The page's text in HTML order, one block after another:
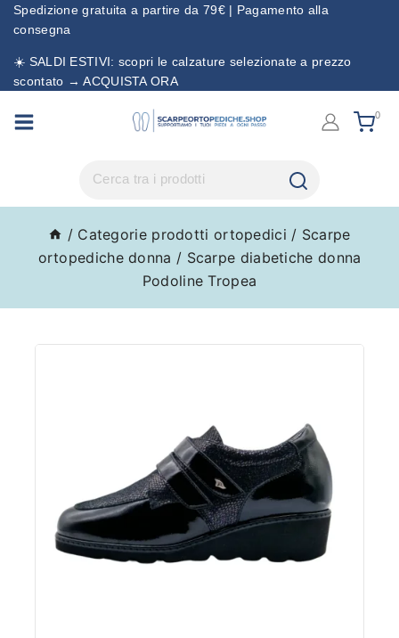
Spedizione gratuita a partire da 79€ | Pagamento alla
consegna
☀️ SALDI ESTIVI: scopri le calzature selezionate a prezzo
scontato → ACQUISTA ORA
0
/ Categorie prodotti ortopedici / Scarpe
ortopediche donna / Scarpe diabetiche donna
Podoline Tropea